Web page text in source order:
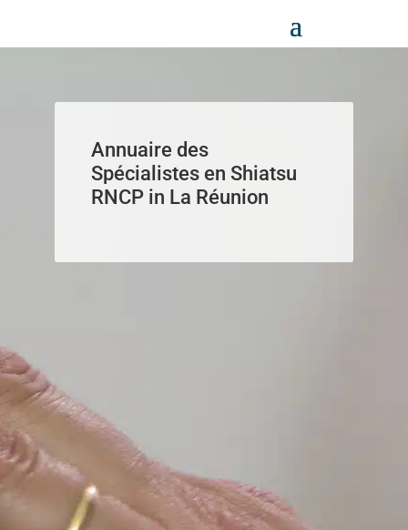
Annuaire des
Spécialistes en Shiatsu
RNCP in La Réunion